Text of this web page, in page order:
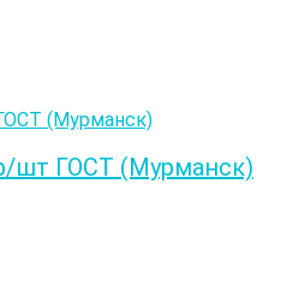
шт ГОСТ (Мурманск)